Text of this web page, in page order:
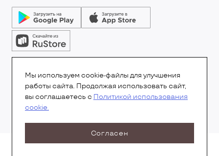
© Все права защищены.Copyright 2026© Радио 7
Мы используем cookie-файлы для улучшения
работы сайта. Продолжая использовать сайт,
вы соглашаетесь с Политикой использования
cookie.
Согласен